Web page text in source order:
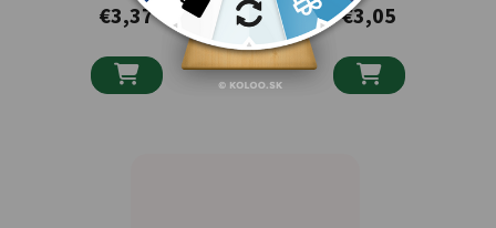
€3,37

€3,05
